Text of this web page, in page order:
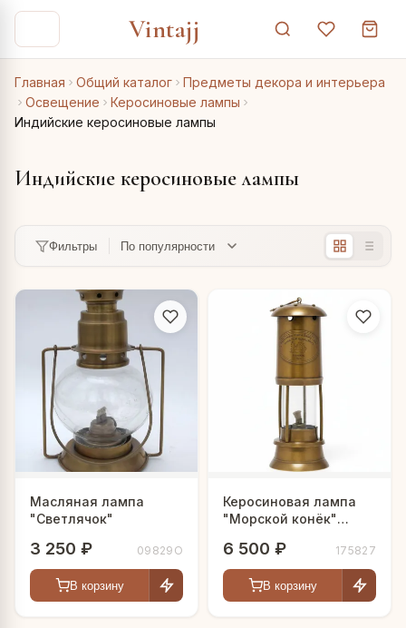
Vintajj
Главная Общий каталог
Предметы декора и интерьера
Освещение
Керосиновые лампы
Индийские керосиновые лампы
Индийские керосиновые лампы
Фильтры
Масляная лампа
"Светлячок"
3 250 ₽ 09829O
В корзину
Керосиновая лампа
"Морской конёк"
6 500 ₽ 175827
В корзину